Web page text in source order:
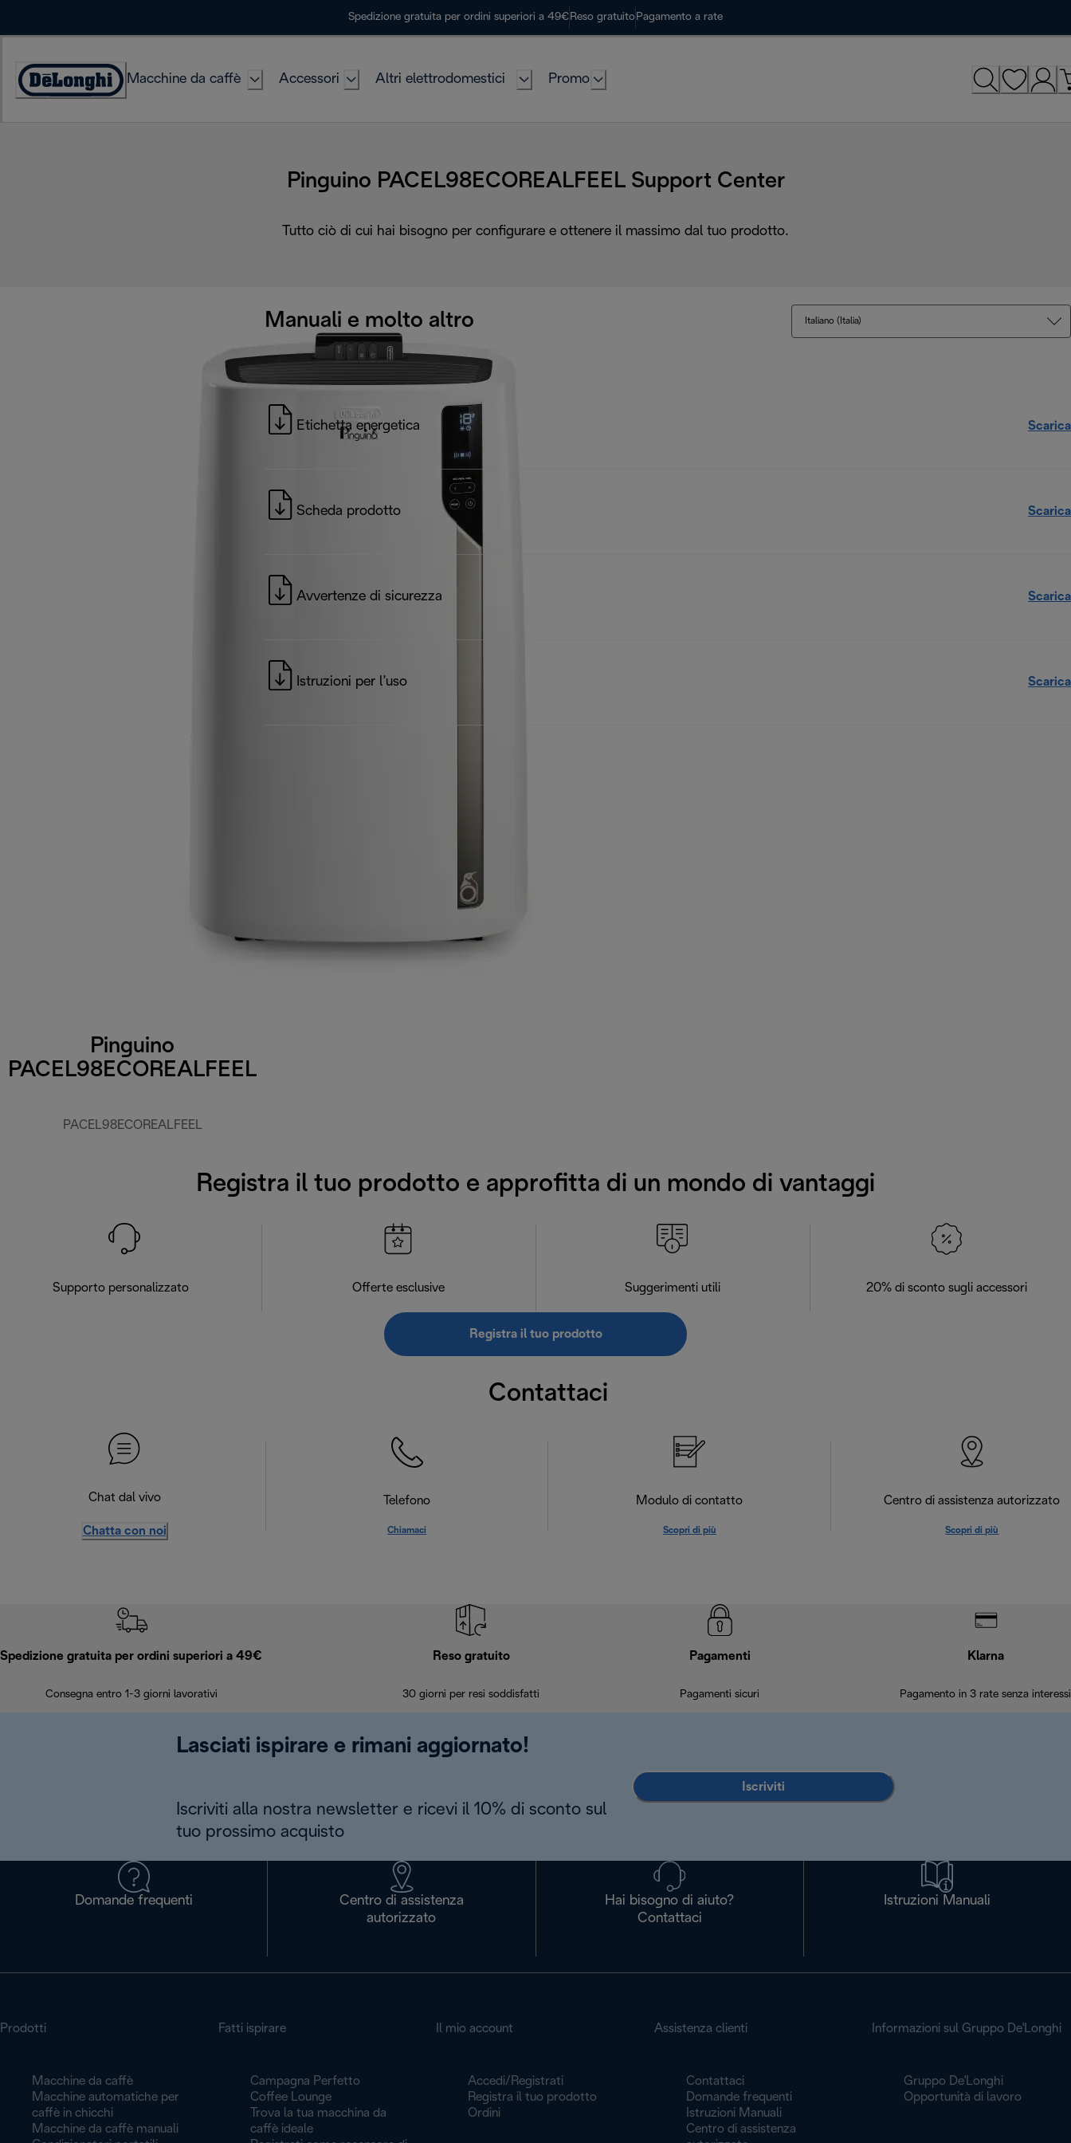
Spedizione gratuita per ordini superiori a 49€ Reso gratuito Pagamento a rate
Accessibility
Macchine da caffè Accessori Altri elettrodomestici Promo
Pinguino PACEL98ECOREALFEEL Support Center
Tutto ciò di cui hai bisogno per configurare e ottenere il massimo dal tuo prodotto.
Pinguino
PACEL98ECOREALFEEL
PACEL98ECOREALFEEL
Manuali e molto altro Italiano (Italia)
Etichetta energetica Scarica
Scheda prodotto Scarica
Avvertenze di sicurezza Scarica
Istruzioni per l’uso Scarica
Registra il tuo prodotto e approfitta di un mondo di vantaggi
Supporto personalizzato Offerte esclusive Suggerimenti utili 20% di sconto sugli accessori
Registra il tuo prodotto
Contattaci
Chat dal vivo
Chatta con noi
Telefono
Chiamaci
Modulo di contatto
Scopri di più
Centro di assistenza autorizzato
Scopri di più
Spedizione gratuita per ordini superiori a 49€
Consegna entro 1-3 giorni lavorativi
Reso gratuito
30 giorni per resi soddisfatti
Pagamenti
Pagamenti sicuri
Klarna
Pagamento in 3 rate senza interessi
Lasciati ispirare e rimani aggiornato!
Iscriviti alla nostra newsletter e ricevi il 10% di sconto sul
tuo prossimo acquisto
Iscriviti
Domande frequenti
Centro di assistenza
autorizzato
Hai bisogno di aiuto?
Contattaci
Istruzioni Manuali
Prodotti
Macchine da caffè
Macchine automatiche per
caffè in chicchi
Macchine da caffè manuali
Fatti ispirare
Campagna Perfetto
Coffee Lounge
Trova la tua macchina da
caffè ideale
Il mio account
Accedi/Registrati
Registra il tuo prodotto
Ordini
Assistenza clienti
Contattaci
Domande frequenti
Istruzioni Manuali
Centro di assistenza
Informazioni sul Gruppo De'Longhi
Gruppo De'Longhi
Opportunità di lavoro